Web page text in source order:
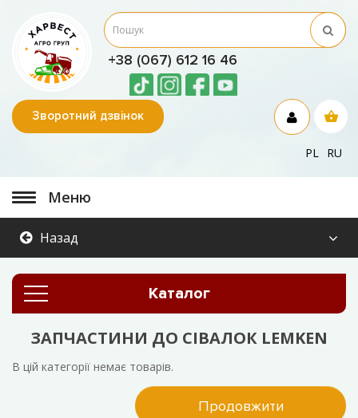
+38 (067) 612 16 46
Зворотний дзвінок
PL RU
Меню
Назад
Каталог
ЗАПЧАСТИНИ ДО СІВАЛОК LEMKEN
В цій категорії немає товарів.
Продовжити